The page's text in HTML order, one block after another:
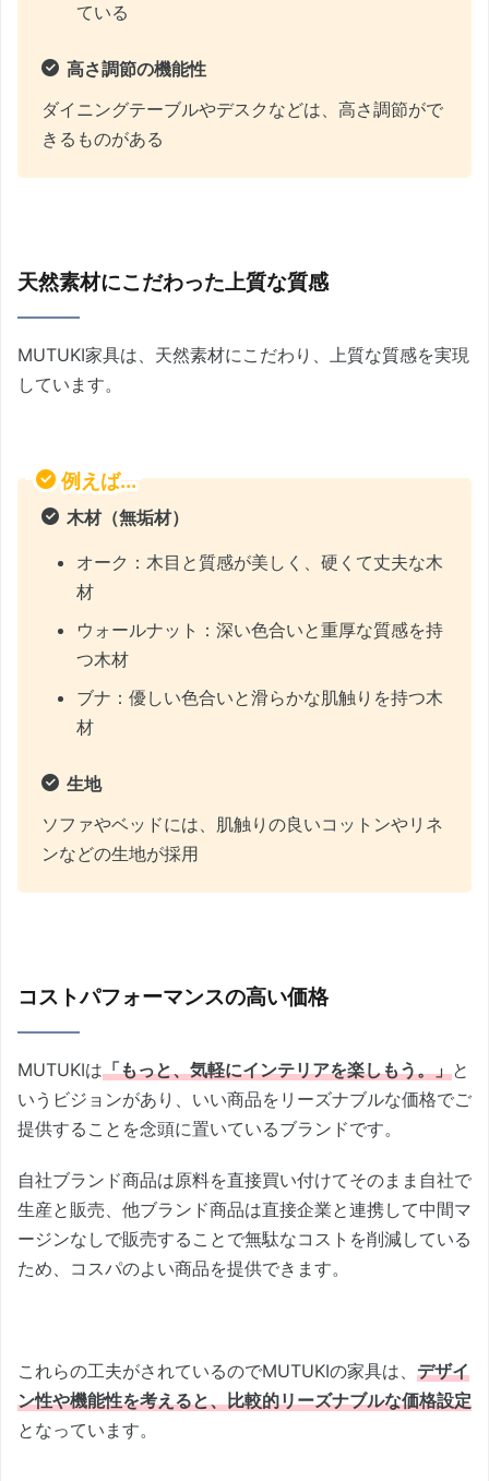
ている
高さ調節の機能性
ダイニングテーブルやデスクなどは、高さ調節がで
きるものがある
天然素材にこだわった上質な質感
MUTUKI家具は、天然素材にこだわり、上質な質感を実現
しています。
例えば...
木材（無垢材）
オーク：木目と質感が美しく、硬くて丈夫な木
材
ウォールナット：深い色合いと重厚な質感を持
つ木材
ブナ：優しい色合いと滑らかな肌触りを持つ木
材
生地
ソファやベッドには、肌触りの良いコットンやリネ
ンなどの生地が採用
コストパフォーマンスの高い価格
MUTUKIは「もっと、気軽にインテリアを楽しもう。」と
いうビジョンがあり、いい商品をリーズナブルな価格でご
提供することを念頭に置いているブランドです。
自社ブランド商品は原料を直接買い付けてそのまま自社で
生産と販売、他ブランド商品は直接企業と連携して中間マ
ージンなしで販売することで無駄なコストを削減している
ため、コスパのよい商品を提供できます。
これらの工夫がされているのでMUTUKIの家具は、 デザイ
ン性や機能性を考えると、比較的リーズナブルな価格設定
となっています。